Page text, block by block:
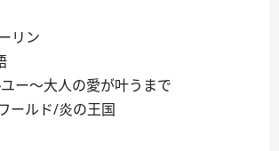
リン
ユー～大人の愛が叶うまで
ールド/炎の王国